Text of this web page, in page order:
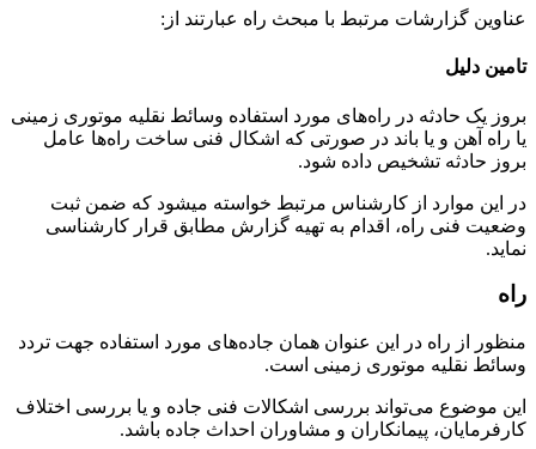
عناوین گزارشات مرتبط با مبحث راه عبارتند از:
تامین دلیل
بروز یک حادثه در راه‌های مورد استفاده وسائط نقلیه موتوری زمینی
یا راه آهن و یا باند در صورتی که اشکال فنی ساخت راه‌ها عامل
بروز حادثه تشخیص داده شود.
در این موارد از کارشناس مرتبط خواسته میشود که ضمن ثبت
وضعیت فنی راه، اقدام به تهیه گزارش مطابق قرار کارشناسی
نماید.
راه
منظور از راه در این عنوان همان جاده‌های مورد استفاده جهت تردد
وسائط نقلیه موتوری زمینی است.
این موضوع می‌تواند بررسی اشکالات فنی جاده و یا بررسی اختلاف
کارفرمایان، پیمانکاران و مشاوران احداث جاده باشد.